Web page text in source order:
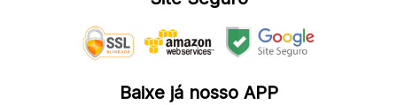
Baixe já nosso APP